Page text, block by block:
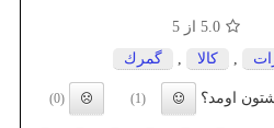
5.0 از 5
كالا گمرك
اومد؟ (1)
(0)